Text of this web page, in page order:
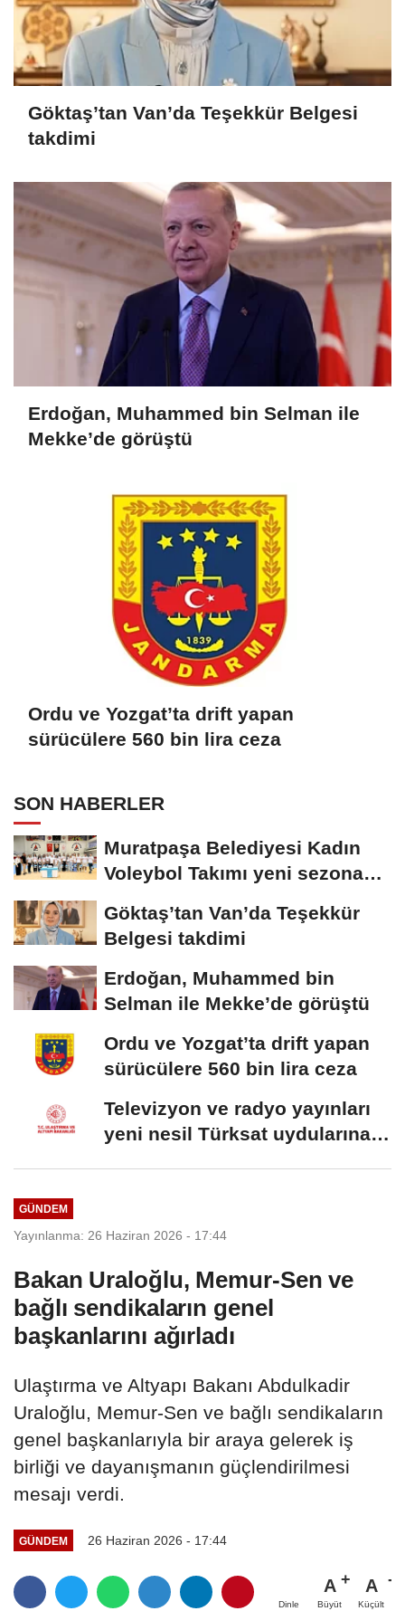
Göktaş’tan Van’da Teşekkür Belgesi
takdimi
Erdoğan, Muhammed bin Selman ile
Mekke’de görüştü
Ordu ve Yozgat’ta drift yapan
sürücülere 560 bin lira ceza
SON HABERLER
Muratpaşa Belediyesi Kadın
Voleybol Takımı yeni sezona
Göktaş’tan Van’da Teşekkür
Belgesi takdimi
Erdoğan, Muhammed bin
Selman ile Mekke’de görüştü
Ordu ve Yozgat’ta drift yapan
sürücülere 560 bin lira ceza
Televizyon ve radyo yayınları
yeni nesil Türksat uydularına
GÜNDEM
Yayınlanma: 26 Haziran 2026 - 17:44
Bakan Uraloğlu, Memur-Sen ve
bağlı sendikaların genel
başkanlarını ağırladı
Ulaştırma ve Altyapı Bakanı Abdulkadir
Uraloğlu, Memur-Sen ve bağlı sendikaların
genel başkanlarıyla bir araya gelerek iş
birliği ve dayanışmanın güçlendirilmesi
mesajı verdi.
GÜNDEM 26 Haziran 2026 - 17:44
Dinle
A
Büyüt
A
Küçült